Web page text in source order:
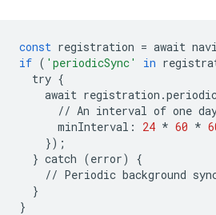
const registration = await
if ( 'periodicSync' in
try {
await registration .
// An interval of one
minInterval : 24 * 60 *
});
} catch (error)
{
// Periodic background
}
}